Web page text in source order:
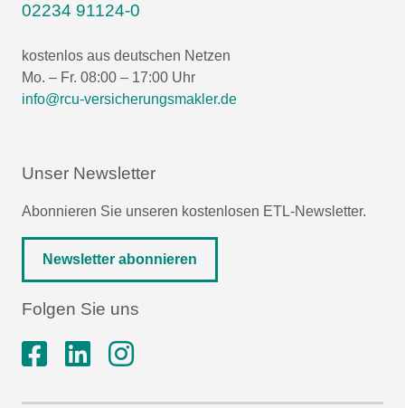
02234 91124-0
kostenlos aus deutschen Netzen
Mo. – Fr. 08:00 – 17:00 Uhr
info@rcu-versicherungsmakler.de
Unser Newsletter
Abonnieren Sie unseren kostenlosen ETL-Newsletter.
Newsletter abonnieren
Folgen Sie uns